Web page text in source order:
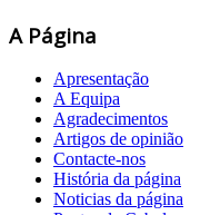
A Página
Apresentação
A Equipa
Agradecimentos
Artigos de opinião
Contacte-nos
História da página
Noticias da página